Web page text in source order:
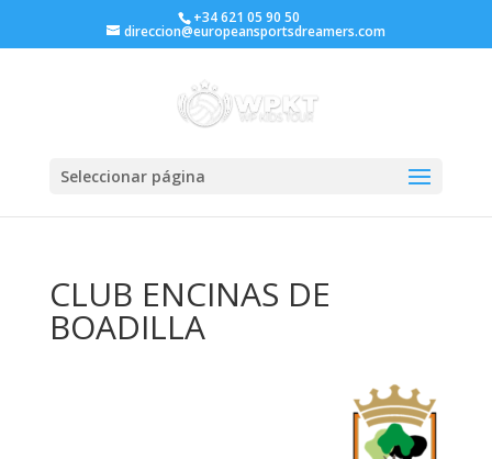
+34 621 05 90 50
direccion@europeansportsdreamers.com
Seleccionar página
CLUB ENCINAS DE
BOADILLA